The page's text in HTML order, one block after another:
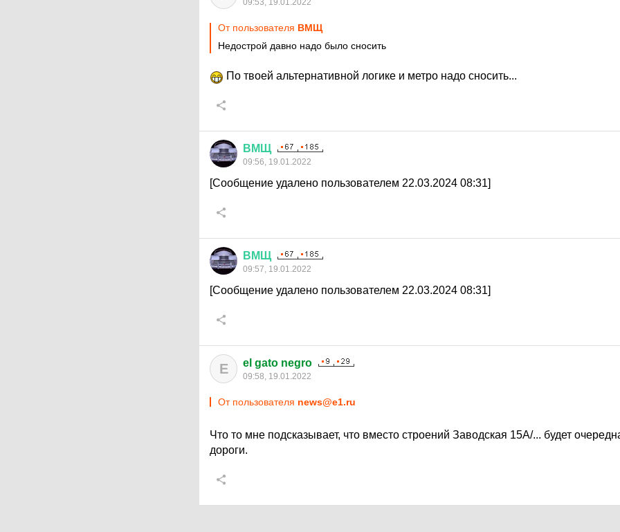
09:53, 19.01.2022
От пользователя ВМЩ
Недострой давно надо было сносить
По твоей альтернативной логике и метро надо сносить...
ВМЩ
09:56, 19.01.2022
[Сообщение удалено пользователем 22.03.2024 08:31]
ВМЩ
09:57, 19.01.2022
[Сообщение удалено пользователем 22.03.2024 08:31]
E el gato negro
09:58, 19.01.2022
От пользователя news@e1.ru
Что то мне подсказывает, что вместо строений Заводская 15А/... будет
дороги.